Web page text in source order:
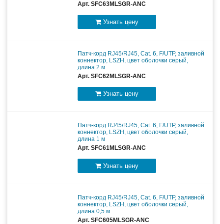
Арт. SFC63MLSGR-ANC
Узнать цену
Патч-корд RJ45/RJ45, Cat. 6, F/UTP, заливной
коннектор, LSZH, цвет оболочки серый,
длина 2 м
Арт. SFC62MLSGR-ANC
Узнать цену
Патч-корд RJ45/RJ45, Cat. 6, F/UTP, заливной
коннектор, LSZH, цвет оболочки серый,
длина 1 м
Арт. SFC61MLSGR-ANC
Узнать цену
Патч-корд RJ45/RJ45, Cat. 6, F/UTP, заливной
коннектор, LSZH, цвет оболочки серый,
длина 0,5 м
Арт. SFC605MLSGR-ANC